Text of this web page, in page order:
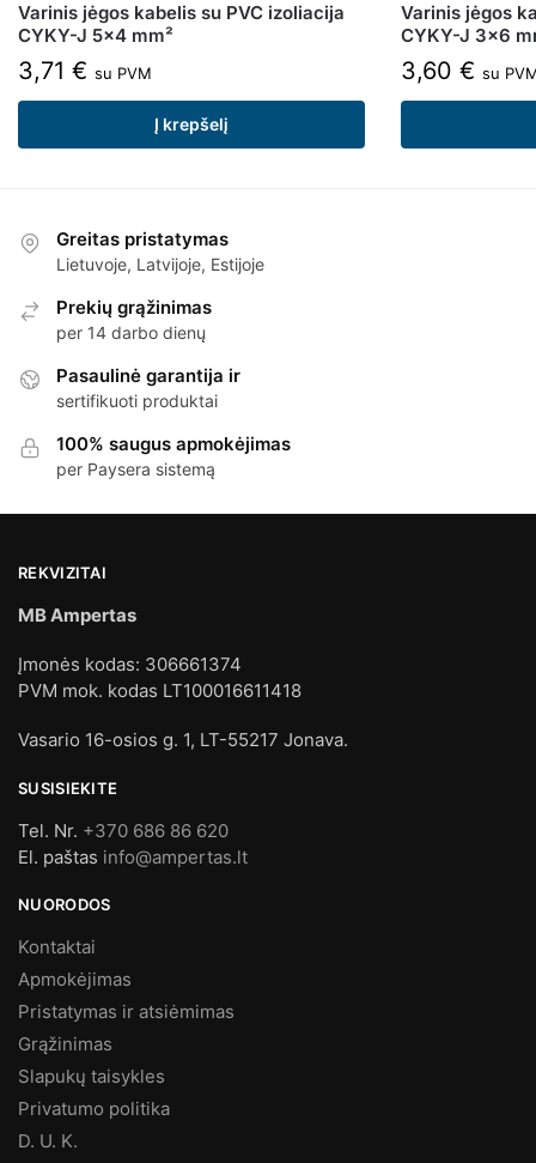
Varinis jėgos kabelis su PVC izoliacija
CYKY-J 5×4 mm²
3,71 € su PVM
Į krepšelį
Varinis jėgos
CYKY-J 3×6
3,60 € su
Greitas pristatymas
Lietuvoje, Latvijoje, Estijoje
Prekių grąžinimas
per 14 darbo dienų
Pasaulinė garantija ir
sertifikuoti produktai
100% saugus apmokėjimas
per Paysera sistemą
REKVIZITAI
MB Ampertas
Įmonės kodas: 306661374
PVM mok. kodas LT100016611418
Vasario 16-osios g. 1, LT-55217 Jonava.
SUSISIEKITE
Tel. Nr. +370 686 86 620
El. paštas info@ampertas.lt
NUORODOS
Kontaktai
Apmokėjimas
Pristatymas ir atsiėmimas
Grąžinimas
Slapukų taisykles
Privatumo politika
D. U. K.